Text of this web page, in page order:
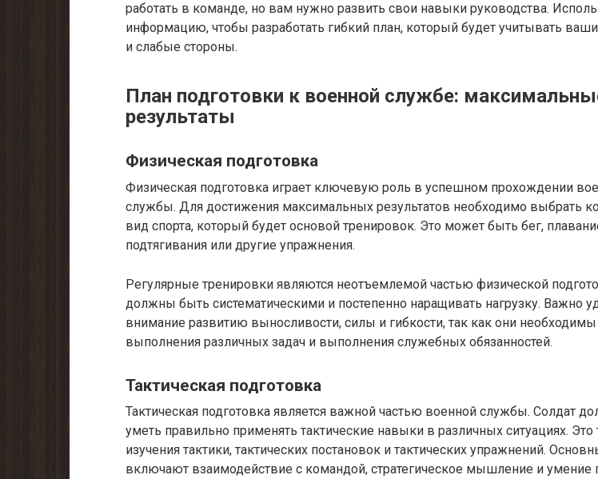
работать в команде, но вам нужно развить свои навыки руководства.
информацию, чтобы разработать гибкий план, который будет учитывать
и слабые стороны.
План подготовки к военной службе:
результаты
Физическая подготовка
Физическая подготовка играет ключевую роль в успешном прохождении
службы. Для достижения максимальных результатов необходимо выбрать
вид спорта, который будет основой тренировок. Это может быть бег,
подтягивания или другие упражнения.
Регулярные тренировки являются неотъемлемой частью физической
должны быть систематическими и постепенно наращивать нагрузку. Важно
внимание развитию выносливости, силы и гибкости, так как они
выполнения различных задач и выполнения служебных обязанностей.
Тактическая подготовка
Тактическая подготовка является важной частью военной службы. Солдат
уметь правильно применять тактические навыки в различных ситуациях. Это
изучения тактики, тактических постановок и тактических упражнений.
включают взаимодействие с командой, стратегическое мышление и умение